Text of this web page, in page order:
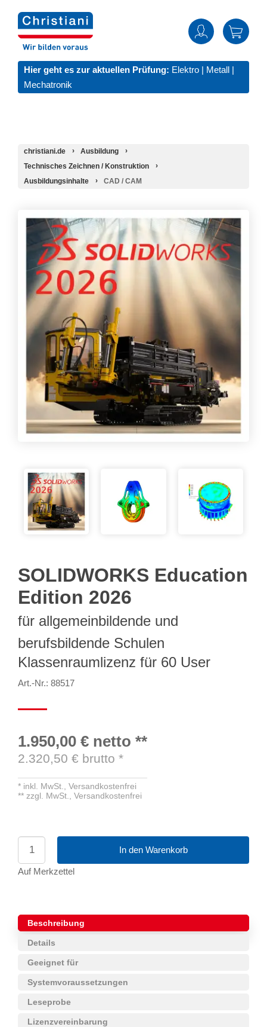
Hier geht es zur aktuellen Prüfung: Elektro | Metall |
Mechatronik
christiani.de
Ausbildung
Technisches Zeichnen / Konstruktion
Ausbildungsinhalte
CAD / CAM
SOLIDWORKS Education
Edition 2026
für allgemeinbildende und
berufsbildende Schulen
Klassenraumlizenz für 60 User
Art.-Nr.: 88517
1.950,00 € netto **
2.320,50 € brutto *
* inkl. MwSt., Versandkostenfrei
** zzgl. MwSt., Versandkostenfrei
In den Warenkorb
Auf Merkzettel
Beschreibung
Details
Geeignet für
Systemvoraussetzungen
Leseprobe
Lizenzvereinbarung